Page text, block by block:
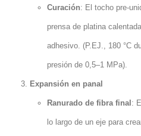
Curación: El tocho pre-
prensa de platina
adhesivo. (P.EJ., 180 °C
presión de 0,5–1 MPa).
Expansión en panal
Ranurado de fibra final :
lo largo de un eje para